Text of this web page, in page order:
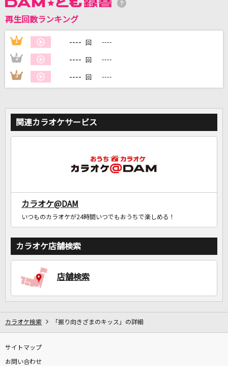
再生回数ランキング
1 ---- 回 ----
2 ---- 回 ----
3 ---- 回 ----
関連カラオケサービス
カラオケ@DAM
いつものカラオケが24時間いつでもおうちで楽しめる！
カラオケ店舗検索
店舗検索
カラオケ検索 「振り向きざまのキッス」の詳細
サイトマップ
お問い合わせ